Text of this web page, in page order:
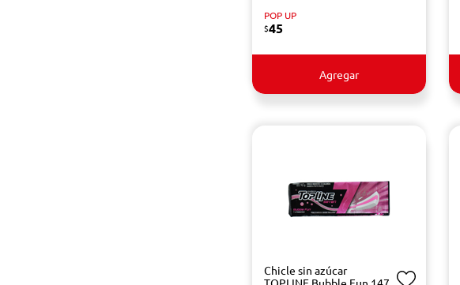
POP UP
$45
Agregar
Chicle sin azúcar